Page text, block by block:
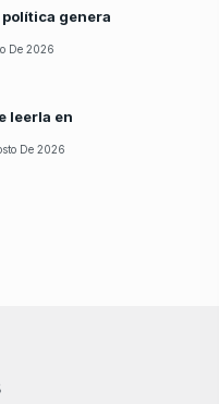
genera
De 2026
leerla en
De 2026